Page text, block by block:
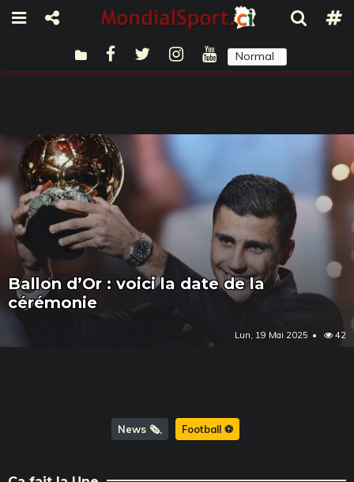
Normal
Ballon d’Or : voici la date de la
cérémonie
Lun, 19 Mai 2025 42
News 🗞️ Football ⚽️